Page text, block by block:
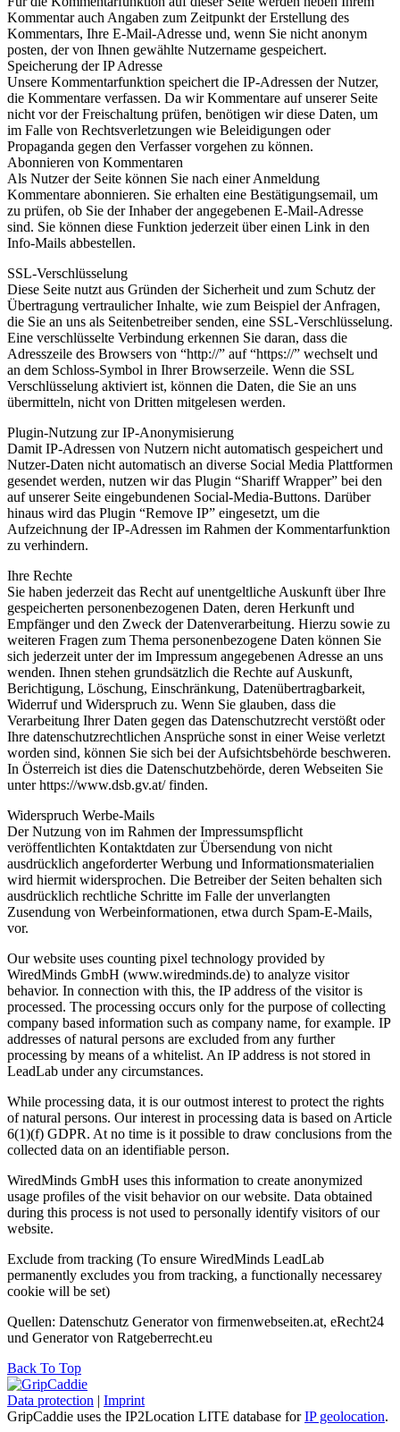
Kommentar auch Angaben zum Zeitpunkt der Erstellung des
Kommentars, Ihre E-Mail-Adresse und, wenn Sie nicht anonym
posten, der von Ihnen gewählte Nutzername gespeichert.
Speicherung der IP Adresse
Unsere Kommentarfunktion speichert die IP-Adressen der Nutzer,
die Kommentare verfassen. Da wir Kommentare auf unserer Seite
nicht vor der Freischaltung prüfen, benötigen wir diese Daten, um
im Falle von Rechtsverletzungen wie Beleidigungen oder
Propaganda gegen den Verfasser vorgehen zu können.
Abonnieren von Kommentaren
Als Nutzer der Seite können Sie nach einer Anmeldung
Kommentare abonnieren. Sie erhalten eine Bestätigungsemail, um
zu prüfen, ob Sie der Inhaber der angegebenen E-Mail-Adresse
sind. Sie können diese Funktion jederzeit über einen Link in den
Info-Mails abbestellen.
SSL-Verschlüsselung
Diese Seite nutzt aus Gründen der Sicherheit und zum Schutz der
Übertragung vertraulicher Inhalte, wie zum Beispiel der Anfragen,
die Sie an uns als Seitenbetreiber senden, eine SSL-Verschlüsselung.
Eine verschlüsselte Verbindung erkennen Sie daran, dass die
Adresszeile des Browsers von “http://” auf “https://” wechselt und
an dem Schloss-Symbol in Ihrer Browserzeile. Wenn die SSL
Verschlüsselung aktiviert ist, können die Daten, die Sie an uns
übermitteln, nicht von Dritten mitgelesen werden.
Plugin-Nutzung zur IP-Anonymisierung
Damit IP-Adressen von Nutzern nicht automatisch gespeichert und
Nutzer-Daten nicht automatisch an diverse Social Media Plattformen
gesendet werden, nutzen wir das Plugin “Shariff Wrapper” bei den
auf unserer Seite eingebundenen Social-Media-Buttons. Darüber
hinaus wird das Plugin “Remove IP” eingesetzt, um die
Aufzeichnung der IP-Adressen im Rahmen der Kommentarfunktion
zu verhindern.
Ihre Rechte
Sie haben jederzeit das Recht auf unentgeltliche Auskunft über Ihre
gespeicherten personenbezogenen Daten, deren Herkunft und
Empfänger und den Zweck der Datenverarbeitung. Hierzu sowie zu
weiteren Fragen zum Thema personenbezogene Daten können Sie
sich jederzeit unter der im Impressum angegebenen Adresse an uns
wenden. Ihnen stehen grundsätzlich die Rechte auf Auskunft,
Berichtigung, Löschung, Einschränkung, Datenübertragbarkeit,
Widerruf und Widerspruch zu. Wenn Sie glauben, dass die
Verarbeitung Ihrer Daten gegen das Datenschutzrecht verstößt oder
Ihre datenschutzrechtlichen Ansprüche sonst in einer Weise verletzt
worden sind, können Sie sich bei der Aufsichtsbehörde beschweren.
In Österreich ist dies die Datenschutzbehörde, deren Webseiten Sie
unter https://www.dsb.gv.at/ finden.
Widerspruch Werbe-Mails
Der Nutzung von im Rahmen der Impressumspflicht
veröffentlichten Kontaktdaten zur Übersendung von nicht
ausdrücklich angeforderter Werbung und Informationsmaterialien
wird hiermit widersprochen. Die Betreiber der Seiten behalten sich
ausdrücklich rechtliche Schritte im Falle der unverlangten
Zusendung von Werbeinformationen, etwa durch Spam-E-Mails,
vor.
Our website uses counting pixel technology provided by
WiredMinds GmbH (www.wiredminds.de) to analyze visitor
behavior. In connection with this, the IP address of the visitor is
processed. The processing occurs only for the purpose of collecting
company based information such as company name, for example. IP
addresses of natural persons are excluded from any further
processing by means of a whitelist. An IP address is not stored in
LeadLab under any circumstances.
While processing data, it is our outmost interest to protect the rights
of natural persons. Our interest in processing data is based on Article
6(1)(f) GDPR. At no time is it possible to draw conclusions from the
collected data on an identifiable person.
WiredMinds GmbH uses this information to create anonymized
usage profiles of the visit behavior on our website. Data obtained
during this process is not used to personally identify visitors of our
website.
Exclude from tracking (To ensure WiredMinds LeadLab
permanently excludes you from tracking, a functionally necessarey
cookie will be set)
Quellen: Datenschutz Generator von firmenwebseiten.at, eRecht24
und Generator von Ratgeberrecht.eu
Back To Top
Data protection | Imprint
GripCaddie uses the IP2Location LITE database forIP geolocation.